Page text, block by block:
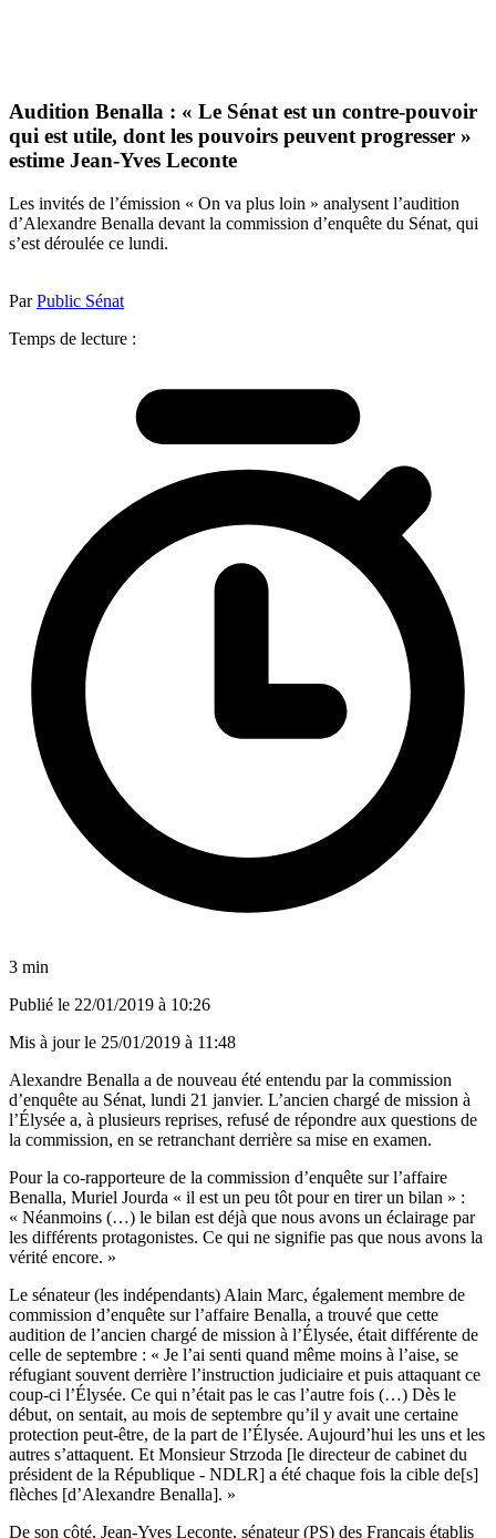
Audition Benalla : « Le Sénat est un contre-pouvoir
qui est utile, dont les pouvoirs peuvent progresser »
estime Jean-Yves Leconte
Les invités de l’émission « On va plus loin » analysent l’audition
d’Alexandre Benalla devant la commission d’enquête du Sénat, qui
s’est déroulée ce lundi.
ParPublic Sénat
Temps de lecture :
3 min
Publié le 22/01/2019 à 10:26
Mis à jour le 25/01/2019 à 11:48
Alexandre Benalla a de nouveau été entendu par la commission
d’enquête au Sénat, lundi 21 janvier. L’ancien chargé de mission à
l’Élysée a, à plusieurs reprises, refusé de répondre aux questions de
la commission, en se retranchant derrière sa mise en examen.
Pour la co-rapporteure de la commission d’enquête sur l’affaire
Benalla, Muriel Jourda « il est un peu tôt pour en tirer un bilan » :
« Néanmoins (…) le bilan est déjà que nous avons un éclairage par
les différents protagonistes. Ce qui ne signifie pas que nous avons la
vérité encore. »
Le sénateur (les indépendants) Alain Marc, également membre de
commission d’enquête sur l’affaire Benalla, a trouvé que cette
audition de l’ancien chargé de mission à l’Élysée, était différente de
celle de septembre : « Je l’ai senti quand même moins à l’aise, se
réfugiant souvent derrière l’instruction judiciaire et puis attaquant ce
coup-ci l’Élysée. Ce qui n’était pas le cas l’autre fois (…) Dès le
début, on sentait, au mois de septembre qu’il y avait une certaine
protection peut-être, de la part de l’Élysée. Aujourd’hui les uns et les
autres s’attaquent. Et Monsieur Strzoda [le directeur de cabinet du
président de la République - NDLR] a été chaque fois la cible de[s]
flèches [d’Alexandre Benalla]. »
De son côté, Jean-Yves Leconte, sénateur (PS) des Français établis